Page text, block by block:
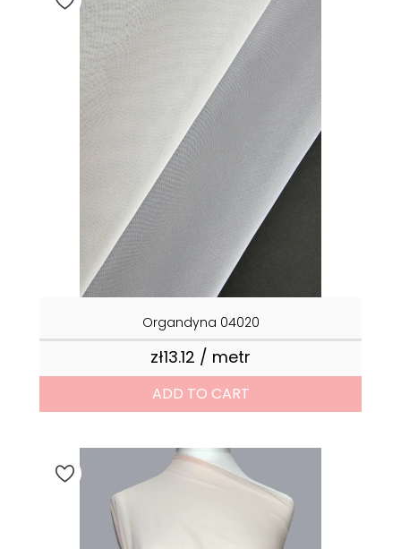
Organdyna 04020
zł13.12 / metr
ADD TO CART